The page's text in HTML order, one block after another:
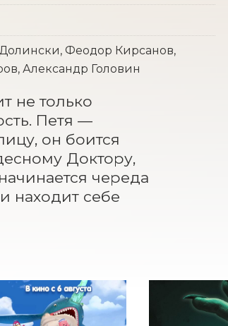
Феодор Кирсанов,
Александр Головин
не только
Петя —
он боится
Доктору,
череда
находит себе